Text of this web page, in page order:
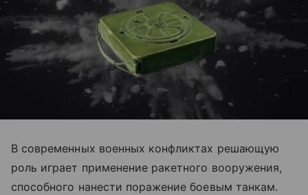
В современных военных конфликтах решающую
роль играет применение ракетного вооружения,
способного нанести поражение боевым танкам.